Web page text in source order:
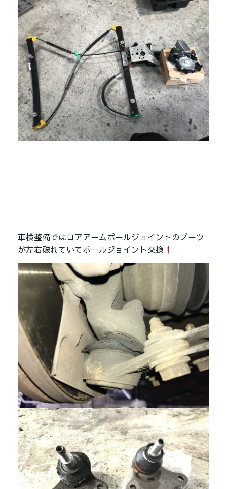
車検整備ではロアアームボールジョイントのブーツ
が左右破れていてボールジョイント交換